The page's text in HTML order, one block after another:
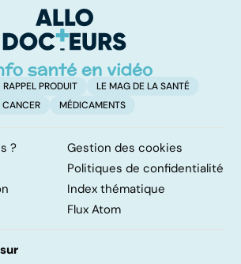
RAPPEL PRODUIT
LE MAG DE LA SANTÉ
CANCER
MÉDICAMENTS
?
Gestion des cookies
Politiques de confidentialité
Index thématique
Flux Atom